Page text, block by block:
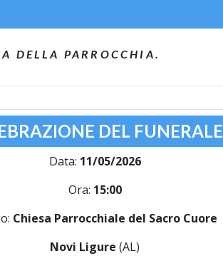
DELLA PARROCCHIA.
DEL FUNERALE
Data: 11/05/2026
Ora: 15:00
Chiesa Parrocchiale del Sacro Cuore
Novi Ligure (AL)